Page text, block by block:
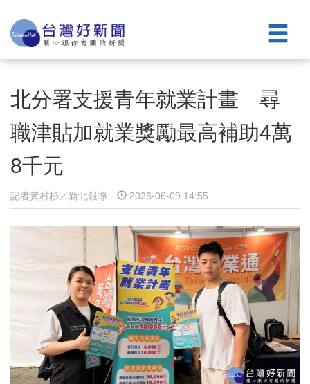
北分署支援青年就業計畫 尋
職津貼加就業獎勵最高補助4萬
8千元
記者黃村杉／新北報導 2026-06-09 14:55